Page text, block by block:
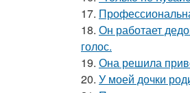
17.
18. Он работает
голос.
19. Она решила
20. У моей дочки